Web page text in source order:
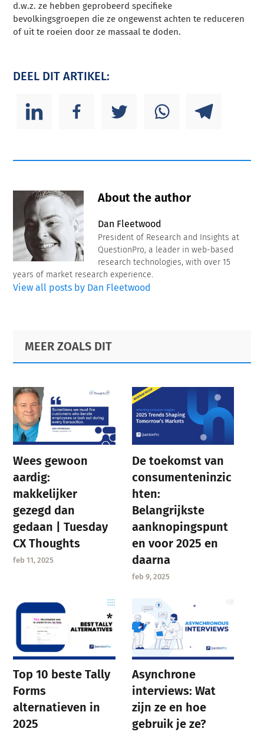
d.w.z. ze hebben geprobeerd specifieke
bevolkingsgroepen die ze ongewenst achten te reduceren
of uit te roeien door ze massaal te doden.
DEEL DIT ARTIKEL:
About the author
Dan Fleetwood
President of Research and Insights at
QuestionPro, a leader in web-based
research technologies, with over 15
years of market research experience.
View all posts by Dan Fleetwood
Primary
Sidebar
Footer
MEER ZOALS DIT
Wees gewoon
aardig:
makkelijker
gezegd dan
gedaan | Tuesday
CX Thoughts
feb 11, 2025
De toekomst van
consumenteninzic
hten:
Belangrijkste
aanknopingspunt
en voor 2025 en
daarna
feb 9, 2025
Top 10 beste Tally
Forms
alternatieven in
2025
Asynchrone
interviews: Wat
zijn ze en hoe
gebruik je ze?